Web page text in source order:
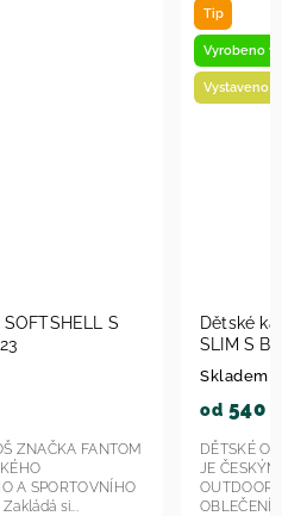
S
ZNAČKA FANTOM
A SPORTOVNÍHO
si...
Tip
Vyrobeno v
Vystaveno
Dětské
SLIM S
Skladem
od 540
DĚTSKÉ
JE
OBLEČENÍ